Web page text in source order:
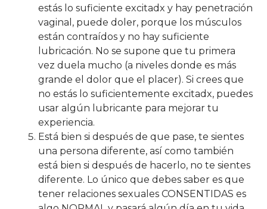
estás lo suficiente excitadx y hay penetración
vaginal, puede doler, porque los músculos
están contraídos y no hay suficiente
lubricación. No se supone que tu primera
vez duela mucho (a niveles donde es más
grande el dolor que el placer). Si crees que
no estás lo suficientemente excitadx, puedes
usar algún lubricante para mejorar tu
experiencia.
Está bien si después de que pase, te sientes
una persona diferente, así como también
está bien si después de hacerlo, no te sientes
diferente. Lo único que debes saber es que
tener relaciones sexuales CONSENTIDAS es